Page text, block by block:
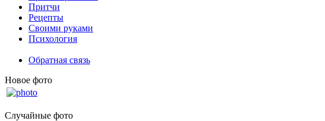
Притчи
Рецепты
Своими руками
Психология
Обратная связь
Новое фото
Случайные фото